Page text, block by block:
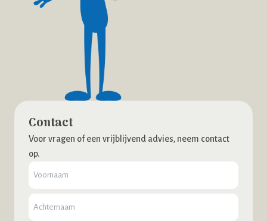
Contact
Voor vragen of een vrijblijvend advies, neem contact
op.